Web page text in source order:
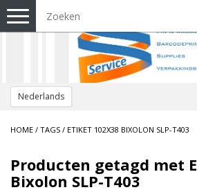
Nederlands
Toggle
navigation
HOME / TAGS / ETIKET 102X38 BIXOLON SLP-T403
Producten getagd met
Bixolon SLP-T403